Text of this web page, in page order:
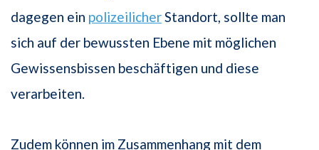
dagegen ein polizeilicherStandort, sollte man
sich auf der bewussten Ebene mit möglichen
Gewissensbissen beschäftigen und diese
verarbeiten.
Zudem können im Zusammenhang mit dem